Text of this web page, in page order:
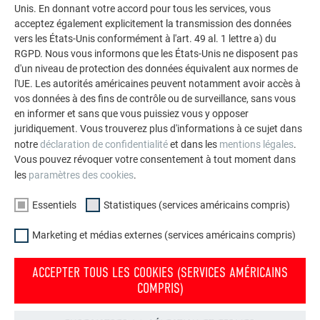
impressionnants avec les solutions en aluminium
durables de PREFA pour toitures, systèmes solaires et
façades.
VOIR DAVANTAGE DE RÉFÉRENCES
Unis. En donnant votre accord pour tous les services, vous
acceptez également explicitement la transmission des données
vers les États-Unis conformément à l'art. 49 al. 1 lettre a) du
RGPD. Nous vous informons que les États-Unis ne disposent pas
d'un niveau de protection des données équivalent aux normes de
l'UE. Les autorités américaines peuvent notamment avoir accès à
vos données à des fins de contrôle ou de surveillance, sans vous
en informer et sans que vous puissiez vous y opposer
juridiquement. Vous trouverez plus d'informations à ce sujet dans
notredéclaration de confidentialitéet dans les mentions légales.
Vous pouvez révoquer votre consentement à tout moment dans
les paramètres des cookies.
Essentiels Statistiques (services américains compris)
Marketing et médias externes (services américains compris)
ACCEPTER TOUS LES COOKIES (SERVICES AMÉRICAINS
COMPRIS)